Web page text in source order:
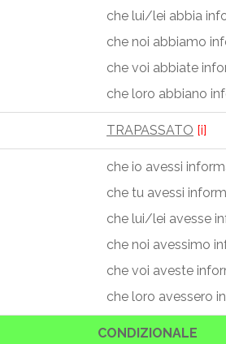
che lui/lei abbia
che noi abbiamo
che voi abbiate
che loro abbiano
TRAPASSATO [i]
che io avessi
che tu avessi
che lui/lei avesse
che noi avessimo
che voi aveste
che loro avessero
CONDIZIONALE